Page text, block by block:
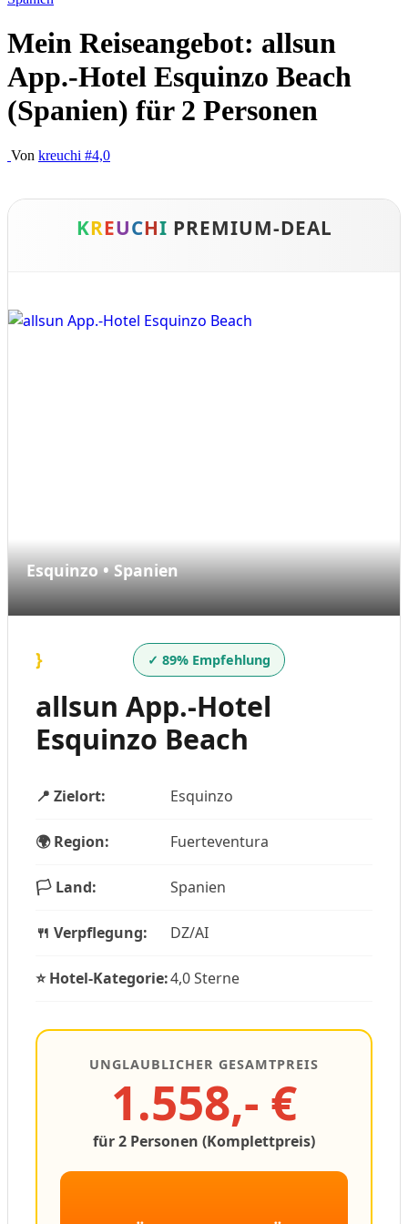
Mein Reiseangebot: allsun
App.-Hotel Esquinzo Beach
(Spanien) für 2 Personen
Von kreuchi #4,0
KREUCHI PREMIUM-DEAL
Esquinzo • Spanien
} ✓ 89% Empfehlung
allsun App.-Hotel
Esquinzo Beach
📍 Zielort: Esquinzo
🌍 Region: Fuerteventura
🏳️ Land: Spanien
🍴 Verpflegung: DZ/AI
⭐ Hotel-Kategorie:4,0 Sterne
UNGLAUBLICHER GESAMTPREIS
1.558,- €
für 2 Personen (Komplettpreis)